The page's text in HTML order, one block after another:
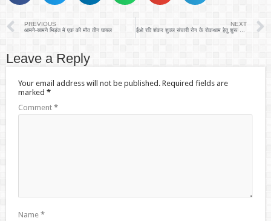
PREVIOUS
आमने-सामने भिड़ंत में एक की मौत तीन घायल
NEXT
ईओ रवि शंकर शुक्ल संचारी रोग के रोकथाम हेतु शुरू करवाया दवा का छिड़काव
Leave a Reply
Your email address will not be published. Required fields are
marked *
Comment *
Name *